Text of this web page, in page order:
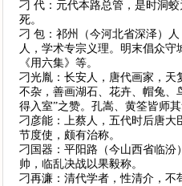
刁 代：元代本路总管，是时洞
死。
刁 包：祁州（今河北省深泽）
人，学术专宗义理。明末倡众守
《用六集》等。
刁光胤：长安人，唐代画家，
不杂，善画湖石、花卉、帽兔、
得入室”之赞。孔嵩、黄筌皆师其
刁彦能：上蔡人，五代时后唐大
节度使，颇有治称。
刁国器：平阳路（今山西省临汾
帅，临乱决战以果毅称。
刁再濂：清代学者，性清介，